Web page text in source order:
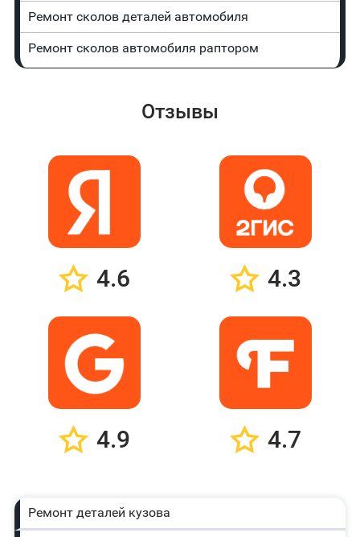
Ремонт сколов деталей автомобиля
Ремонт сколов автомобиля раптором
Отзывы
4.6 4.3
4.9 4.7
Ремонт деталей кузова